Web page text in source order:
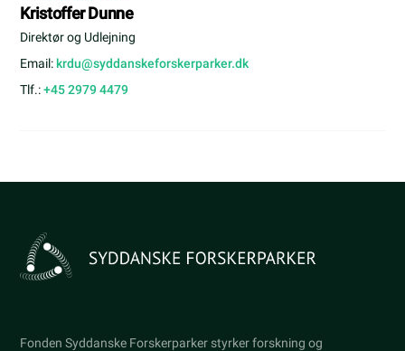
Kristoffer Dunne
Direktør og Udlejning
Email: krdu@syddanskeforskerparker.dk
Tlf.: +45 2979 4479
Fonden Syddanske Forskerparker styrker forskning og